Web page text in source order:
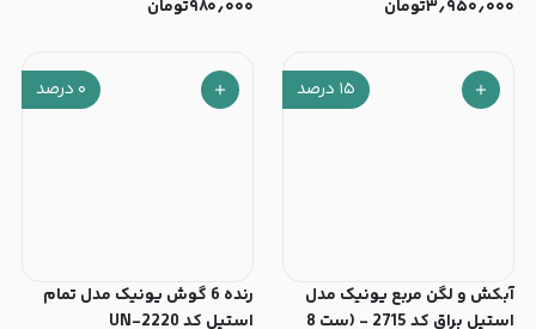
۳٫۹۵۰٫۰۰۰تومان ۹۸۰٫۰۰۰تومان
۱۵ درصد
آبکش و لگن مربع یونیک مدل
استیل براق کد 2715 - (ست 8
۰ درصد
‫رنده 6 گوش یونیک مدل تمام
استیل کد UN-2220